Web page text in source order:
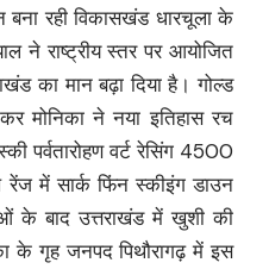
बना रही विकासखंड धारचूला के
ने राष्ट्रीय स्तर पर आयोजित
का मान बढ़ा दिया है। गोल्ड
मोनिका ने नया इतिहास रच
पर्वतारोहण वर्ट रेसिंग 4500
में सार्क फिंन स्कीइंग डाउन
के बाद उत्तराखंड में खुशी की
के गृह जनपद पिथौरागढ़ में इस